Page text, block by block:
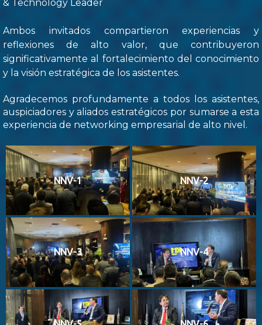
& Technology Leader
Ambos invitados compartieron experiencias y
reflexiones de alto valor, que contribuyeron
significativamente al fortalecimiento del conocimiento
y la visión estratégica de los asistentes.
Agradecemos profundamente a todos los asistentes,
auspiciadores y aliados estratégicos por sumarse a esta
experiencia de networking empresarial de alto nivel.
NNV-1 NNV-2
NNV-3 NNV-4